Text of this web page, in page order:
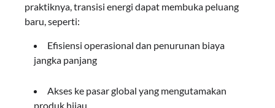
praktiknya, transisi energi dapat membuka peluang
baru, seperti:
Efisiensi operasional dan penurunan biaya
jangka panjang
Akses ke pasar global yang mengutamakan
produk hijau